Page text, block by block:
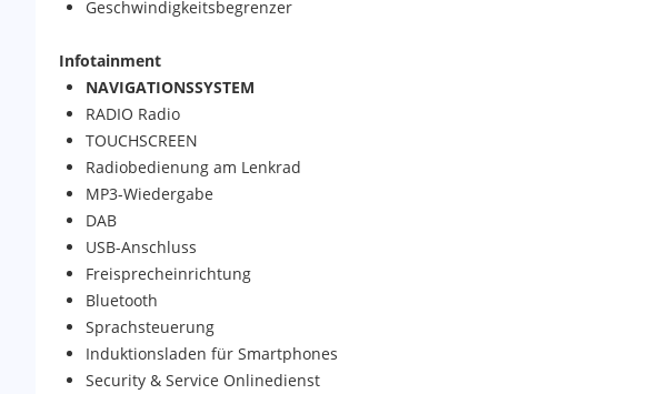
Geschwindigkeitsbegrenzer
Infotainment
NAVIGATIONSSYSTEM
RADIO Radio
TOUCHSCREEN
Radiobedienung am Lenkrad
MP3-Wiedergabe
DAB
USB-Anschluss
Freisprecheinrichtung
Bluetooth
Sprachsteuerung
Induktionsladen für Smartphones
Security & Service Onlinedienst